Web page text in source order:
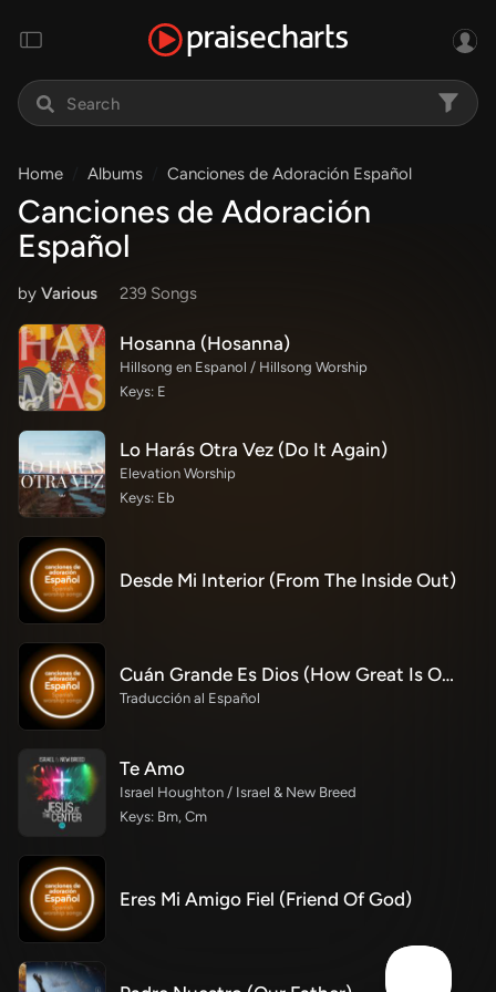
Home Albums Canciones de Adoración Español
Canciones de Adoración
Español
by Various 239 Songs
Hosanna (Hosanna)
Hillsong en Espanol / Hillsong Worship
Keys: E
Lo Harás Otra Vez (Do It Again)
Elevation Worship
Keys: Eb
Desde Mi Interior (From The Inside Out)
Cuán Grande Es Dios (How Great Is Our God)
Traducción al Español
Te Amo
Israel Houghton / Israel & New Breed
Keys: Bm, Cm
Eres Mi Amigo Fiel (Friend Of God)